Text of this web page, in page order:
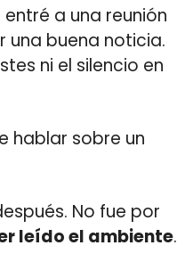
a una reunión
buena noticia.
ni el silencio en
hablar sobre un
No fue por
leído el ambiente.